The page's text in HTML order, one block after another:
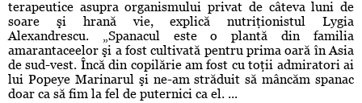
terapeutice asupra organismului privat de câteva luni de
soare şi hrană vie, explică nutriţionistul Lygia
Alexandrescu. „Spanacul este o plantă din familia
amarantaceelor şi a fost cultivată pentru prima oară în Asia
de sud-vest. Încă din copilărie am fost cu toţii admiratori ai
lui Popeye Marinarul şi ne-am străduit să mâncăm spanac
doar ca să fim la fel de puternici ca el. ...